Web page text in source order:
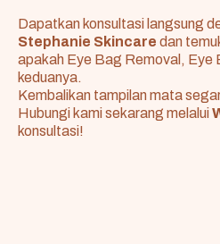
Dapatkan konsultasi langsung
Stephanie Skincare dan
apakah Eye Bag Removal, Eye
keduanya.
Kembalikan tampilan mata
Hubungi kami sekarang melalui
konsultasi!